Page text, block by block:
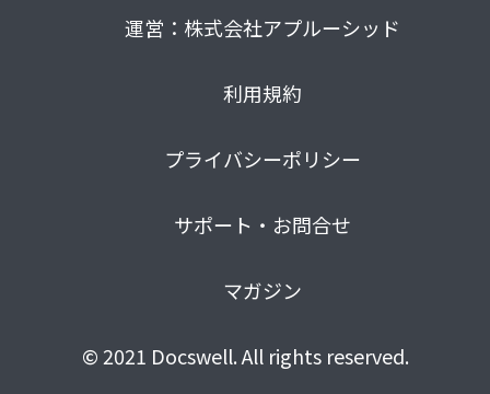
運営：株式会社アプルーシッド
利用規約
プライバシーポリシー
サポート・お問合せ
マガジン
© 2021 Docswell. All rights reserved.